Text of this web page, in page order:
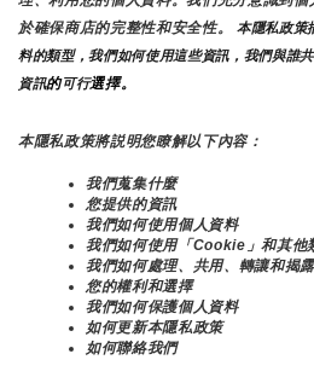
於確保商店的完整性和安全性。
本隱私政策
料的類型，我們如何使用這些資訊，我們與誰
資訊的可行選擇。
本隱私政策將説明您瞭解以下內容：
我們蒐集什麼
您提供的資訊
我們如何使用個人資料
我們如何使用「Cookie」和其他
我們如何處理、共用、轉讓和揭
您的權利和選擇
我們如何保護個人資料
如何更新本隱私政策
如何聯絡我們